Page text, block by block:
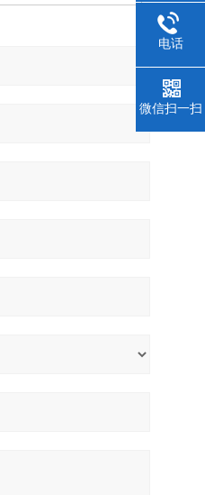
电话
微信扫一扫